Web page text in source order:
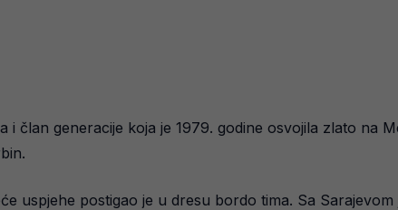
član generacije koja je 1979. godine osvojila zlato na
uspjehe postigao je u dresu bordo tima. Sa